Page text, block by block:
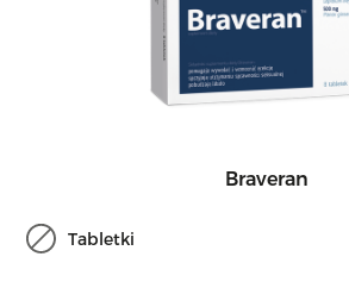
Braveran
Tabletki